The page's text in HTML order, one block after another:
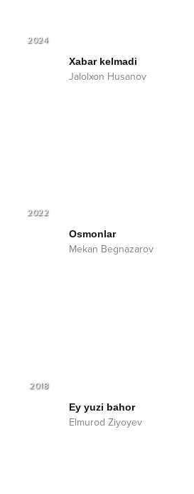
2024
Xabar kelmadi
Jalolxon Husanov
2022
Osmonlar
Mekan Begnazarov
2018
Ey yuzi bahor
Elmurod Ziyoyev